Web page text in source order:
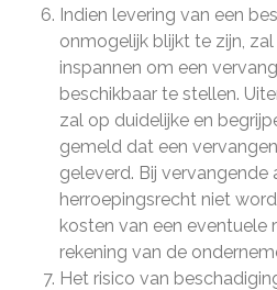
Indien levering van een
onmogelijk blijkt te zijn,
inspannen om een
beschikbaar te stellen.
zal op duidelijke en
gemeld dat een
geleverd. Bij vervangende
herroepingsrecht niet
kosten van een eventuele
rekening van de
Het risico van